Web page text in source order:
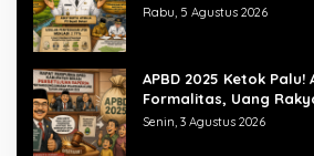
Rabu, 5 Agustus 2026
APBD 2025 Ketok
Formalitas, Uang
Manfaatnya
Senin, 3 Agustus 2026